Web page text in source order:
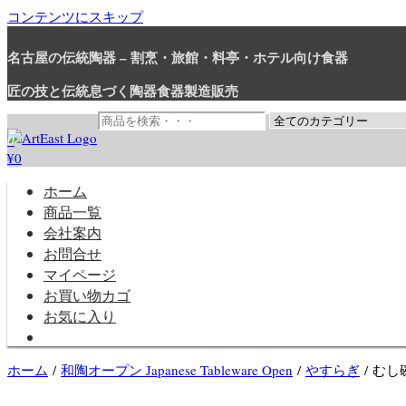
コンテンツにスキップ
名古屋の伝統陶器 – 割烹・旅館・料亭・ホテル向け食器
匠の技と伝統息づく陶器食器製造販売
和食器・洋食器通販｜割烹・旅館・料亭・ホテル等業務用卸販売
業務用から個人用まで、おしゃれでかわいい和食器・洋食器はま
0
¥0
ホーム
商品一覧
会社案内
お問合せ
マイページ
お買い物カゴ
お気に入り
ホーム / 和陶オープン Japanese Tableware Open / やすらぎ / むし